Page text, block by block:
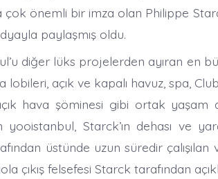
çok önemli bir imza olan Philippe
paylaşmış oldu.
diğer lüks projelerden ayıran en
lobileri, açık ve kapalı havuz, spa,
hava şöminesi gibi ortak yaşam
Starck’ın dehası ve
üstünde uzun süredir
çıkış felsefesi Starck tarafından